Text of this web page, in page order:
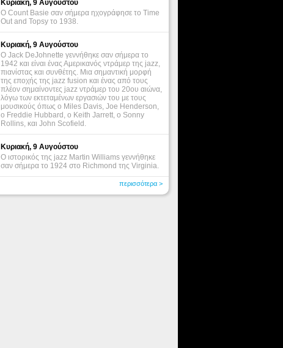
Κυριακή, 9 Αυγούστου
Ο Count Basie σαν σήμερα ηχογράφησε το Time
Out and Topsy το 1938.
Κυριακή, 9 Αυγούστου
Ο Jack DeJohnette γεννήθηκε σαν σήμερα το
1942 και είναι ένας Αμερικανός ντράμερ της jazz,
πιανίστας και συνθέτης. Μια σημαντική μορφή
της εποχής της jazz fusion και ένας από τους
πλέον σημαίνοντες jazz ντράμερ του 20ου αιώνα,
λόγω των εκτεταμένων εργασιών του με τους
μουσικούς όπως ο Miles Davis, Joe Henderson,
ο Freddie Hubbard, ο Keith Jarrett, o Sonny
Rollins, και John Scofield.
Κυριακή, 9 Αυγούστου
Ο ιστορικός της jazz Martin Williams γεννήθηκε
σαν σήμερα το 1924 στο Richmond της Virginia.
περισσότερα >